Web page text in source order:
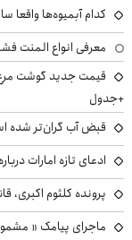
کدام آبمیوه‌ها واقعا
معرفی انواع المنت
+جدول
قبض آب گران‌تر شده
ادعای تازه امارات
پرونده کلثوم اکبری،
ماجرای پیامک «